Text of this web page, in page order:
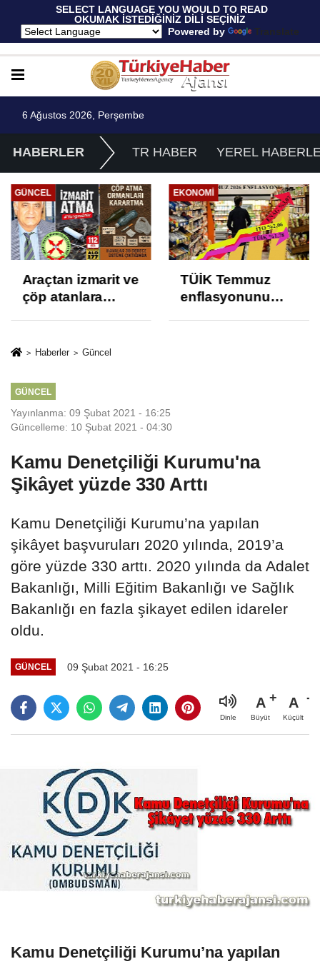
SELECT LANGUAGE YOU WOULD TO READ
OKUMAK İSTEDİĞİNİZ DİLİ SEÇİNİZ
Powered by
Translate
6 Ağustos 2026, Perşembe
HABERLER TR HABER YEREL
GÜNCEL
Araçtan izmarit ve
çöp atanlara
izmariti
EKONOMI
TÜİK Temmuz
enflasyonunu
Haberler Güncel
GÜNCEL
Yayınlanma: 09 Şubat 2021 - 16:25
Güncelleme: 10 Şubat 2021 - 04:30
Kamu Denetçiliği Kurumu'na
Şikâyet yüzde 330 Arttı
Kamu Denetçiliği Kurumu’na yapılan
şikâyet başvuruları 2020 yılında, 2019’a
göre yüzde 330 arttı. 2020 yılında da Adalet
Bakanlığı, Milli Eğitim Bakanlığı ve Sağlık
Bakanlığı en fazla şikayet edilen idareler
oldu.
GÜNCEL 09 Şubat 2021 - 16:25
Dinle
A
Büyüt
A
Küçült
Kamu Denetçiliği Kurumu’na yapılan